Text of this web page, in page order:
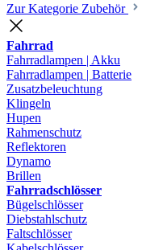
Zur Kategorie Zubehör
Fahrrad
Fahrradlampen | Akku
Fahrradlampen | Batterie
Zusatzbeleuchtung
Klingeln
Hupen
Rahmenschutz
Reflektoren
Dynamo
Brillen
Fahrradschlösser
Bügelschlösser
Diebstahlschutz
Faltschlösser